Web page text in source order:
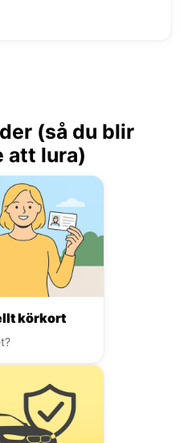
(så du blir
att lura)
körkort